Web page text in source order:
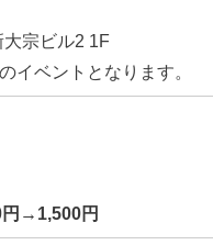
宗ビル2 1F
イベントとなります。
円→1,500円